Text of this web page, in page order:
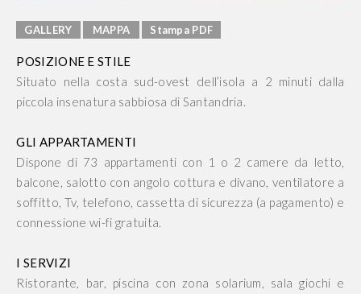
GALLERY MAPPA Stampa PDF
POSIZIONE E STILE
Situato nella costa sud-ovest dell’isola a 2 minuti dalla
piccola insenatura sabbiosa di Santandria.
GLI APPARTAMENTI
Dispone di 73 appartamenti con 1 o 2 camere da letto,
balcone, salotto con angolo cottura e divano, ventilatore a
soffitto, Tv, telefono, cassetta di sicurezza (a pagamento) e
connessione wi-fi gratuita.
I SERVIZI
Ristorante, bar, piscina con zona solarium, sala giochi e